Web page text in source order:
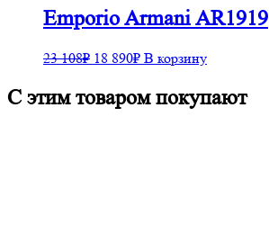
Emporio Armani AR1919
23 108₽ 18 890₽ В корзину
С этим товаром покупают